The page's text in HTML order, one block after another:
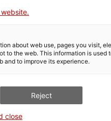
UNA LLÀNTIA ROMANA
about web use, pages you visit,
to the web. This information is used
and to improve its experience.
Reject
close